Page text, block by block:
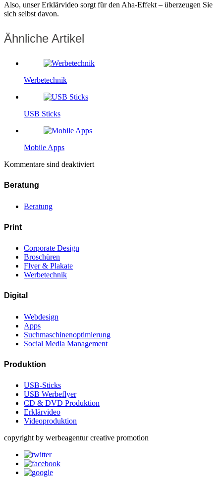
Also, unser Erklärvideo sorgt für den Aha-Effekt – überzeugen Sie
sich selbst davon.
Ähnliche Artikel
Werbetechnik
USB Sticks
Mobile Apps
Kommentare sind deaktiviert
Beratung
Beratung
Print
Corporate Design
Broschüren
Flyer & Plakate
Werbetechnik
Digital
Webdesign
Apps
Suchmaschinenoptimierung
Social Media Management
Produktion
USB-Sticks
USB Werbeflyer
CD & DVD Produktion
Erklärvideo
Videoproduktion
copyright by werbeagentur creative promotion